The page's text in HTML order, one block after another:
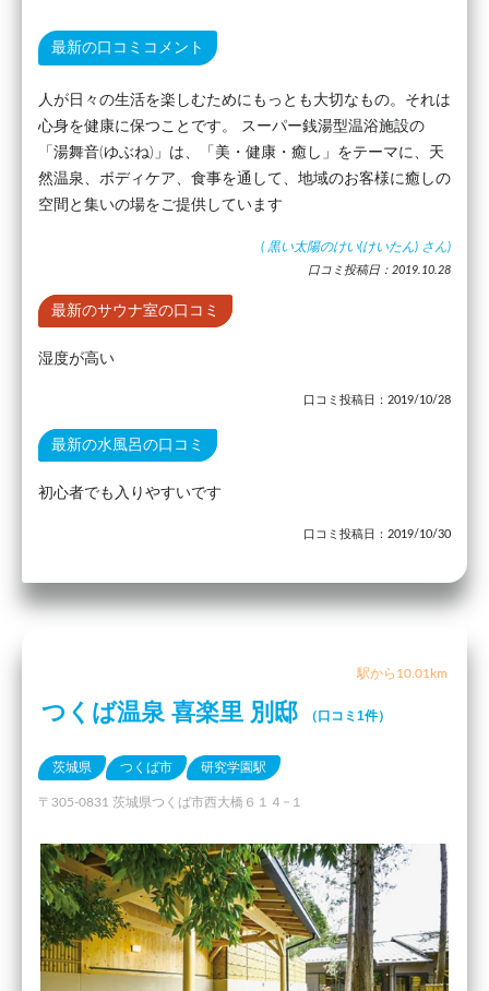
最新の口コミコメント
人が日々の生活を楽しむためにもっとも大切なもの。それは
心身を健康に保つことです。 スーパー銭湯型温浴施設の
「湯舞音(ゆぶね)」は、「美・健康・癒し」をテーマに、天
然温泉、ボディケア、食事を通して、地域のお客様に癒しの
空間と集いの場をご提供しています
( 黒い太陽のけい(けいたん) さん)
口コミ投稿日：2019.10.28
最新のサウナ室の口コミ
湿度が高い
口コミ投稿日：2019/10/28
最新の水風呂の口コミ
初心者でも入りやすいです
口コミ投稿日：2019/10/30
駅から10.01km
つくば温泉 喜楽里 別邸 （口コミ1件）
茨城県 つくば市 研究学園駅
〒305-0831 茨城県つくば市西大橋６１４−１